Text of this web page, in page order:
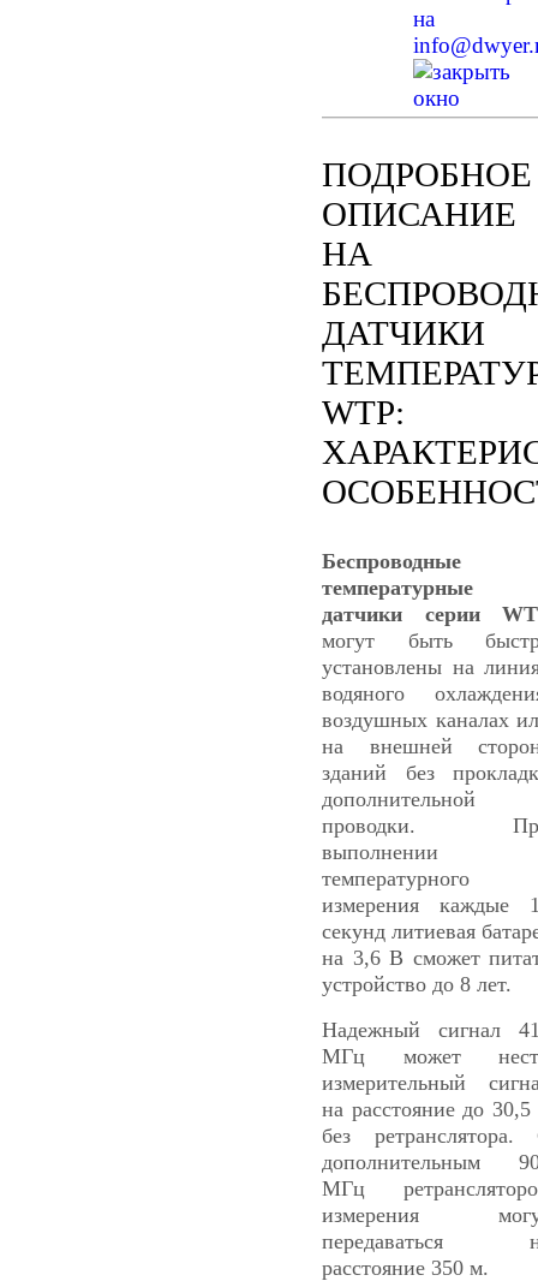
на
ПОДРОБНОЕ
ОПИСАНИЕ
НА
ДАТЧИКИ
WTP:
Беспроводные
температурные
датчики серии
могут быть
установлены на
водяного
воздушных каналах
на внешней
зданий без
дополнительной
проводки.
выполнении
температурного
измерения каждые
секунд литиевая
на 3,6 В сможет
устройство до 8 лет.
Надежный сигнал
МГц может
измерительный
на расстояние до
без ретранслятора.
дополнительным
МГц
измерения
передаваться
расстояние 350 м.